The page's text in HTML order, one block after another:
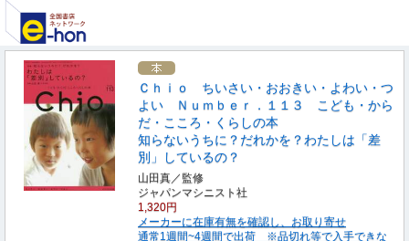
Ｃｈｉｏ ちいさい・おおきい・よわい・つ
よい Ｎｕｍｂｅｒ．１１３ こども・から
だ・こころ・くらしの本
知らないうちに？だれかを？わたしは「差
別」しているの？
山田真／監修
ジャパンマシニスト社
1,320円
メーカーに在庫有無を確認し、お取り寄せ
通常1週間~4週間で出荷 ※品切れ等で入手できな